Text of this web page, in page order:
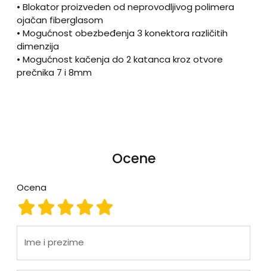
• Blokator proizveden od neprovodljivog polimera
ojačan fiberglasom
• Mogućnost obezbeđenja 3 konektora različitih
dimenzija
• Mogućnost kačenja do 2 katanca kroz otvore
prečnika 7 i 8mm
Ocene
Ocena
Ocena 5
Ocena 4
Ocena 3
Ocena 2
Ocena 1
Ime i prezime